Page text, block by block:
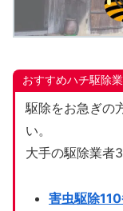
おすすめハチ駆除
駆除をお急ぎの
い。
大手の駆除業者
害虫駆除